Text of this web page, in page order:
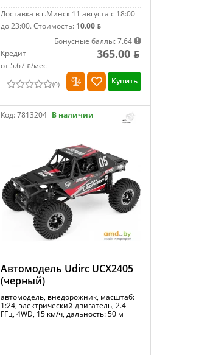
Доставка в г.Минск 11 августа с 18:00
до 23:00.Стоимость: 10.00 ƃ
Бонусные баллы: 7.64
Кредит
от 5.67 ƃ/мec
365.00 ƃ
(0) Купить
Код:7813204 В наличии
Автомодель Udirc UCX2405
(черный)
автомодель, внедорожник, масштаб:
1:24, электрический двигатель, 2.4
ГГц, 4WD, 15 км/ч, дальность: 50 м